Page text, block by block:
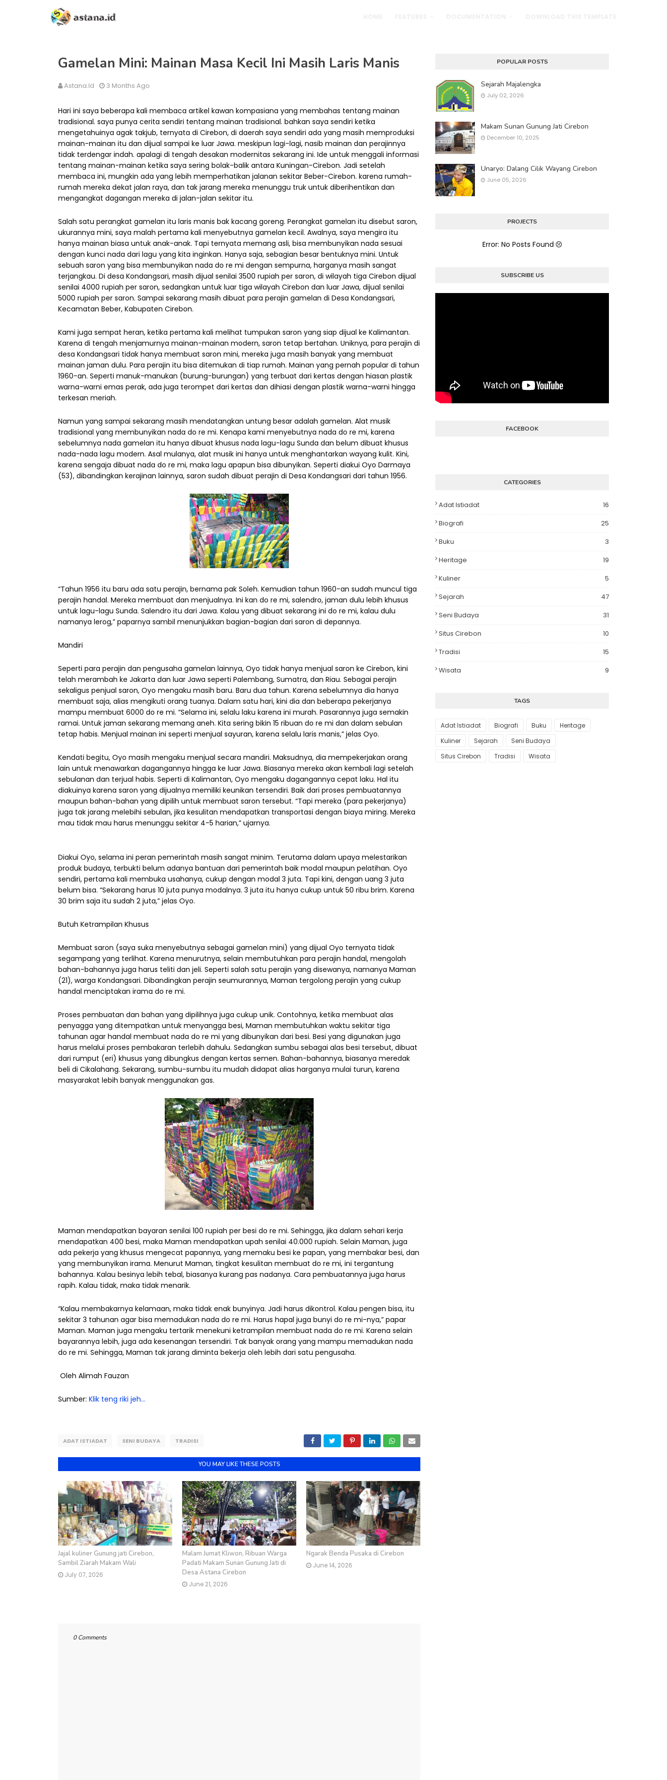
Gamelan Mini: Mainan Masa Kecil Ini Masih Laris Manis
Astana.id 3 Months Ago
Hari ini saya beberapa kali membaca artikel kawan kompasiana yang membahas tentang mainan
tradisional. saya punya cerita sendiri tentang mainan tradisional. bahkan saya sendiri ketika
mengetahuinya agak takjub, ternyata di Cirebon, di daerah saya sendiri ada yang masih memproduksi
mainan-mainan itu dan dijual sampai ke luar Jawa. meskipun lagi-lagi, nasib mainan dan perajinnya
tidak terdengar indah. apalagi di tengah desakan modernitas sekarang ini. Ide untuk menggali informasi
tentang mainan-mainan ketika saya sering bolak-balik antara Kuningan-Cirebon. Jadi setelah
membaca ini, mungkin ada yang lebih memperhatikan jalanan sekitar Beber-Cirebon. karena rumah-
rumah mereka dekat jalan raya, dan tak jarang mereka menunggu truk untuk diberihentikan dan
mengangkat dagangan mereka di jalan-jalan sekitar itu.
Salah satu perangkat gamelan itu laris manis bak kacang goreng. Perangkat gamelan itu disebut saron,
ukurannya mini, saya malah pertama kali menyebutnya gamelan kecil. Awalnya, saya mengira itu
hanya mainan biasa untuk anak-anak. Tapi ternyata memang asli, bisa membunyikan nada sesuai
dengan kunci nada dari lagu yang kita inginkan. Hanya saja, sebagian besar bentuknya mini. Untuk
sebuah saron yang bisa membunyikan nada do re mi dengan sempurna, harganya masih sangat
terjangkau. Di desa Kondangsari, masih dijual senilai 3500 rupiah per saron, di wilayah tiga Cirebon dijual
senilai 4000 rupiah per saron, sedangkan untuk luar tiga wilayah Cirebon dan luar Jawa, dijual senilai
5000 rupiah per saron. Sampai sekarang masih dibuat para perajin gamelan di Desa Kondangsari,
Kecamatan Beber, Kabupaten Cirebon.
Kami juga sempat heran, ketika pertama kali melihat tumpukan saron yang siap dijual ke Kalimantan.
Karena di tengah menjamurnya mainan-mainan modern, saron tetap bertahan. Uniknya, para perajin di
desa Kondangsari tidak hanya membuat saron mini, mereka juga masih banyak yang membuat
mainan jaman dulu. Para perajin itu bisa ditemukan di tiap rumah. Mainan yang pernah popular di tahun
1960-an. Seperti manuk-manukan (burung-burungan) yang terbuat dari kertas dengan hiasan plastik
warna-warni emas perak, ada juga terompet dari kertas dan dihiasi dengan plastik warna-warni hingga
terkesan meriah.
Namun yang sampai sekarang masih mendatangkan untung besar adalah gamelan. Alat musik
tradisional yang membunyikan nada do re mi. Kenapa kami menyebutnya nada do re mi, karena
sebelumnya nada gamelan itu hanya dibuat khusus nada lagu-lagu Sunda dan belum dibuat khusus
nada-nada lagu modern. Asal mulanya, alat musik ini hanya untuk menghantarkan wayang kulit. Kini,
karena sengaja dibuat nada do re mi, maka lagu apapun bisa dibunyikan. Seperti diakui Oyo Darmaya
(53), dibandingkan kerajinan lainnya, saron sudah dibuat perajin di Desa Kondangsari dari tahun 1956.
“Tahun 1956 itu baru ada satu perajin, bernama pak Soleh. Kemudian tahun 1960-an sudah muncul tiga
perajin handal. Mereka membuat dan menjualnya. Ini kan do re mi, salendro, jaman dulu lebih khusus
untuk lagu-lagu Sunda. Salendro itu dari Jawa. Kalau yang dibuat sekarang ini do re mi, kalau dulu
namanya lerog,” paparnya sambil menunjukkan bagian-bagian dari saron di depannya.
Mandiri
Seperti para perajin dan pengusaha gamelan lainnya, Oyo tidak hanya menjual saron ke Cirebon, kini
telah merambah ke Jakarta dan luar Jawa seperti Palembang, Sumatra, dan Riau. Sebagai perajin
sekaligus penjual saron, Oyo mengaku masih baru. Baru dua tahun. Karena sebelumnya dia hanya
membuat saja, alias mengikuti orang tuanya. Dalam satu hari, kini dia dan beberapa pekerjanya
mampu membuat 6000 do re mi. “Selama ini, selalu laku karena ini murah. Pasarannya juga semakin
ramai. Untuk jaman sekarang memang aneh. Kita sering bikin 15 ribuan do re mi dan dalam sebulan
tetap habis. Menjual mainan ini seperti menjual sayuran, karena selalu laris manis,” jelas Oyo.
Kendati begitu, Oyo masih mengaku menjual secara mandiri. Maksudnya, dia mempekerjakan orang
lain untuk menawarkan dagangannya hingga ke luar Jawa. Biasanya mereka akan kembali lagi setelah
sebulanan dan terjual habis. Seperti di Kalimantan, Oyo mengaku dagangannya cepat laku. Hal itu
diakuinya karena saron yang dijualnya memiliki keunikan tersendiri. Baik dari proses pembuatannya
maupun bahan-bahan yang dipilih untuk membuat saron tersebut. “Tapi mereka (para pekerjanya)
juga tak jarang melebihi sebulan, jika kesulitan mendapatkan transportasi dengan biaya miring. Mereka
mau tidak mau harus menunggu sekitar 4-5 harian,” ujarnya.
Diakui Oyo, selama ini peran pemerintah masih sangat minim. Terutama dalam upaya melestarikan
produk budaya, terbukti belum adanya bantuan dari pemerintah baik modal maupun pelatihan. Oyo
sendiri, pertama kali membuka usahanya, cukup dengan modal 3 juta. Tapi kini, dengan uang 3 juta
belum bisa. “Sekarang harus 10 juta punya modalnya. 3 juta itu hanya cukup untuk 50 ribu brim. Karena
30 brim saja itu sudah 2 juta,” jelas Oyo.
Butuh Ketrampilan Khusus
Membuat saron (saya suka menyebutnya sebagai gamelan mini) yang dijual Oyo ternyata tidak
segampang yang terlihat. Karena menurutnya, selain membutuhkan para perajin handal, mengolah
bahan-bahannya juga harus teliti dan jeli. Seperti salah satu perajin yang disewanya, namanya Maman
(21), warga Kondangsari. Dibandingkan perajin seumurannya, Maman tergolong perajin yang cukup
handal menciptakan irama do re mi.
Proses pembuatan dan bahan yang dipilihnya juga cukup unik. Contohnya, ketika membuat alas
penyagga yang ditempatkan untuk menyangga besi, Maman membutuhkan waktu sekitar tiga
tahunan agar handal membuat nada do re mi yang dibunyikan dari besi. Besi yang digunakan juga
harus melalui proses pembakaran terlebih dahulu. Sedangkan sumbu sebagai alas besi tersebut, dibuat
dari rumput (eri) khusus yang dibungkus dengan kertas semen. Bahan-bahannya, biasanya meredak
beli di Cikalahang. Sekarang, sumbu-sumbu itu mudah didapat alias harganya mulai turun, karena
masyarakat lebih banyak menggunakan gas.
Maman mendapatkan bayaran senilai 100 rupiah per besi do re mi. Sehingga, jika dalam sehari kerja
mendapatkan 400 besi, maka Maman mendapatkan upah senilai 40.000 rupiah. Selain Maman, juga
ada pekerja yang khusus mengecat papannya, yang memaku besi ke papan, yang membakar besi, dan
yang membunyikan irama. Menurut Maman, tingkat kesulitan membuat do re mi, ini tergantung
bahannya. Kalau besinya lebih tebal, biasanya kurang pas nadanya. Cara pembuatannya juga harus
rapih. Kalau tidak, maka tidak menarik.
“Kalau membakarnya kelamaan, maka tidak enak bunyinya. Jadi harus dikontrol. Kalau pengen bisa, itu
sekitar 3 tahunan agar bisa memadukan nada do re mi. Harus hapal juga bunyi do re mi-nya,” papar
Maman. Maman juga mengaku tertarik menekuni ketrampilan membuat nada do re mi. Karena selain
bayarannya lebih, juga ada kesenangan tersendiri. Tak banyak orang yang mampu memadukan nada
do re mi. Sehingga, Maman tak jarang diminta bekerja oleh lebih dari satu pengusaha.
Oleh Alimah Fauzan
Sumber: Klik teng riki jeh...
ADAT ISTIADAT SENI BUDAYA TRADISI
YOU MAY LIKE THESE POSTS
Jajal kuliner Gunung jati Cirebon,
Sambil Ziarah Makam Wali
July 07, 2026
Malam Jumat Kliwon, Ribuan Warga
Padati Makam Sunan Gunung Jati di
Desa Astana Cirebon
June 21, 2026
Ngarak Benda Pusaka di Cirebon
June 14, 2026
0 Comments
POPULAR POSTS
Sejarah Majalengka
July 02, 2026
Makam Sunan Gunung Jati Cirebon
December 10, 2025
Unaryo: Dalang Cilik Wayang Cirebon
June 05, 2026
PROJECTS
Error: No Posts Found
SUBSCRIBE US
FACEBOOK
CATEGORIES
Adat Istiadat
16
Biografi
25
Buku
3
Heritage
19
Kuliner
5
Sejarah
47
Seni Budaya
31
Situs Cirebon
10
Tradisi
15
Wisata
9
TAGS
Adat Istiadat Biografi Buku
Heritage
Kuliner
Sejarah
Seni Budaya
Situs Cirebon
Tradisi Wisata